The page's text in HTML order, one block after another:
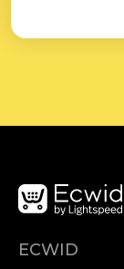
ECWID